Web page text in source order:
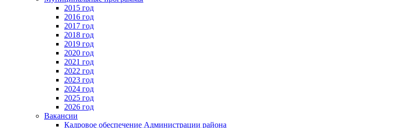
2015 год
2016 год
2017 год
2018 год
2019 год
2020 год
2021 год
2022 год
2023 год
2024 год
2025 год
2026 год
Вакансии
Кадровое обеспечение Администрации района